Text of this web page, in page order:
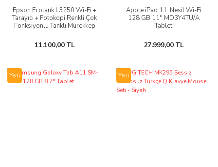
Epson Ecotank L3250 Wi-Fi +
Tarayıcı + Fotokopi Renkli Çok
Fonksiyonlu Tanklı Mürekkep
11.100,00 TL
Apple iPad 11. Nesil Wi-Fi
128 GB 11'' MD3Y4TU/A
Tablet
27.999,00 TL
Yeni Yeni